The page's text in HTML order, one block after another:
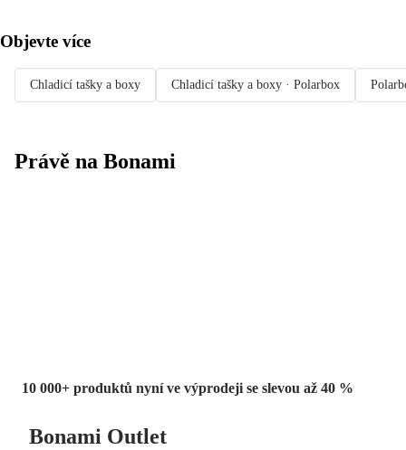
Objevte více
Chladicí tašky a boxy Chladicí tašky a boxy · Polarbox
Právě na Bonami
10 000+ produktů nyní ve výprodeji se slevou až 40 %
Bonami Outlet